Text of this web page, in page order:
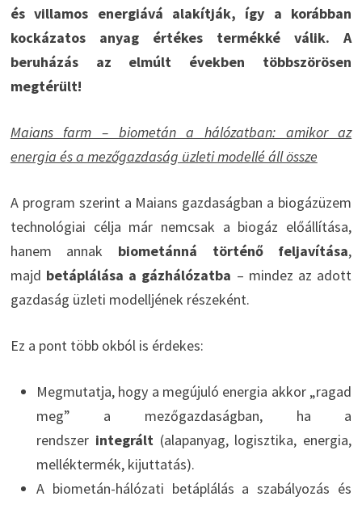
és villamos energiává alakítják, így a korábban
kockázatos anyag értékes termékké válik. A
beruházás az elmúlt években többszörösen
megtérült!
Maians farm – biometán a hálózatban: amikor az
energia és a mezőgazdaság üzleti modellé áll össze
A program szerint a Maians gazdaságban a biogázüzem
technológiai célja már nemcsak a biogáz előállítása,
hanem annak biometánná történő feljavítása,
majd betáplálása a gázhálózatba – mindez az adott
gazdaság üzleti modelljének részeként.
Ez a pont több okból is érdekes:
Megmutatja, hogy a megújuló energia akkor „ragad
meg” a mezőgazdaságban, ha a
rendszer integrált(alapanyag, logisztika, energia,
melléktermék, kijuttatás).
A biometán-hálózati betáplálás a szabályozás és